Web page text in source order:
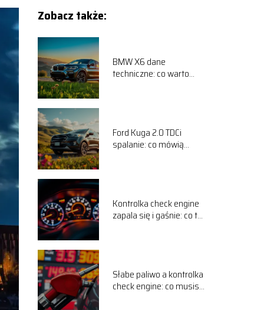
Zobacz także:
BMW X6 dane
techniczne: co warto
Ford Kuga 2.0 TDCi
spalanie: co mówią
Kontrolka check engine
zapala się i gaśnie: co to
Słabe paliwo a kontrolka
check engine: co musisz